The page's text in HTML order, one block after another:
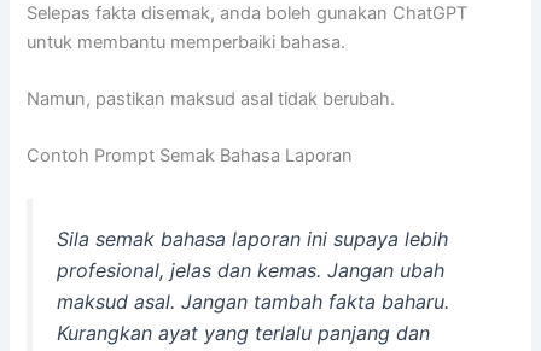
Selepas fakta disemak, anda boleh gunakan ChatGPT
untuk membantu memperbaiki bahasa.
Namun, pastikan maksud asal tidak berubah.
Contoh Prompt Semak Bahasa Laporan
Sila semak bahasa laporan ini supaya lebih
profesional, jelas dan kemas. Jangan ubah
maksud asal. Jangan tambah fakta baharu.
Kurangkan ayat yang terlalu panjang dan